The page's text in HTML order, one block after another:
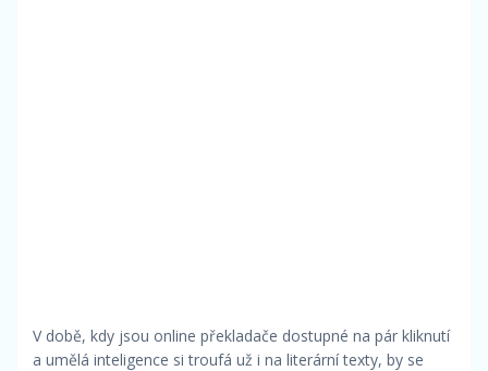
V době, kdy jsou online překladače dostupné na pár kliknutí
a umělá inteligence si troufá už i na literární texty, by se